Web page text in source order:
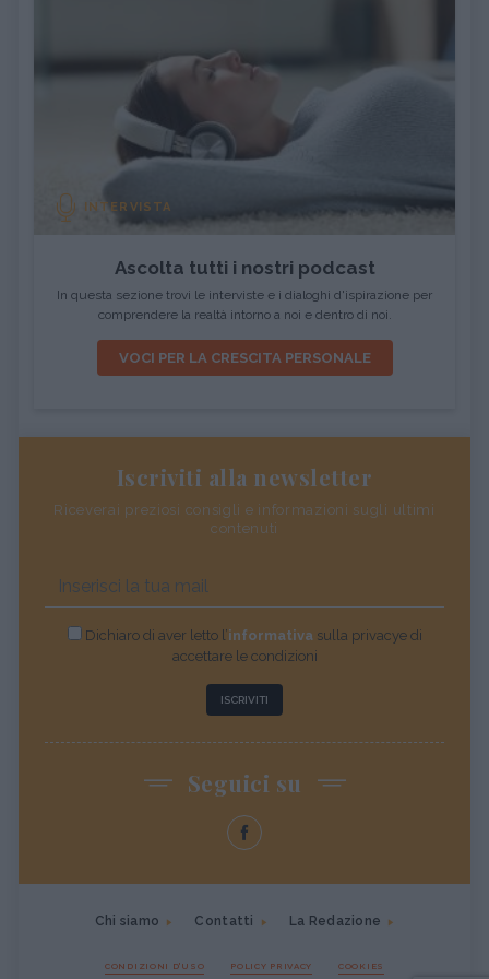
INTERVISTA
Ascolta tutti i nostri podcast
In questa sezione trovi le interviste e i dialoghi d'ispirazione per
comprendere la realtà intorno a noi e dentro di noi.
VOCI PER LA CRESCITA PERSONALE
Iscriviti alla newsletter
Riceverai preziosi consigli e informazioni sugli ultimi
contenuti
Dichiaro di aver letto l’informativasulla privacye di
accettare le condizioni
ISCRIVITI
Seguici su
Chi siamo Contatti La Redazione
CONDIZIONI D'USO POLICY PRIVACY COOKIES